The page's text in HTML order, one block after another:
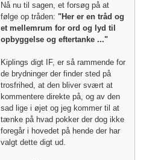
Nå nu til sagen, et forsøg på at
følge op tråden: "Her er en tråd og
et mellemrum for ord og lyd til
opbyggelse og eftertanke ..."
Kiplings digt IF, er så rammende for
de brydninger der finder sted på
trosfrihed, at den bliver svært at
kommentere direkte på, og av den
sad lige i øjet og jeg kommer til at
tænke på hvad pokker der dog ikke
foregår i hovedet på hende der har
valgt dette digt ud.